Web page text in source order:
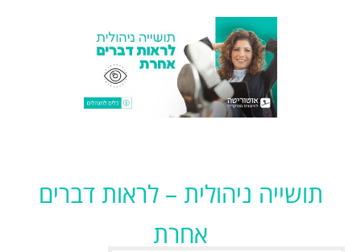
תושייה ניהולית – לראות דברים
אחרת